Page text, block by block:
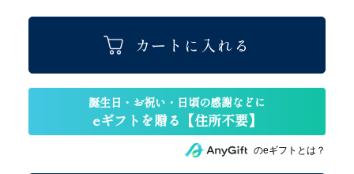
カートに入れる
のeギフトとは？